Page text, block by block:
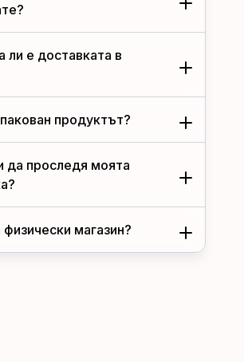
ли е доставката в
продуктът?
да проследя моята
магазин?